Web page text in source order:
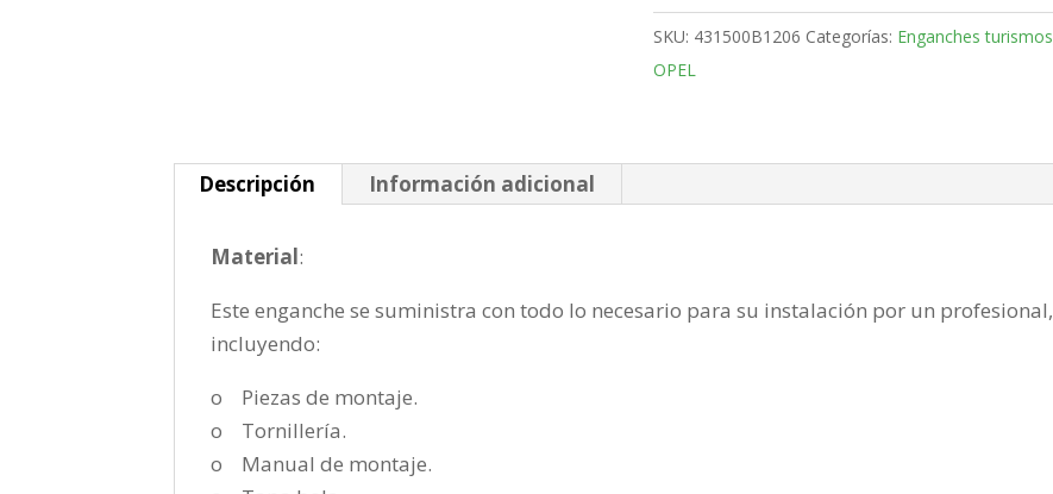
Bola
desmontable
horizontal
SKU: 431500B1206 Categorías: Enganches turismos
OPEL
Descripción Información adicional
Material:
Este enganche se suministra con todo lo necesario para su instalación por un profesional,
incluyendo:
o Piezas de montaje.
o Tornillería.
o Manual de montaje.